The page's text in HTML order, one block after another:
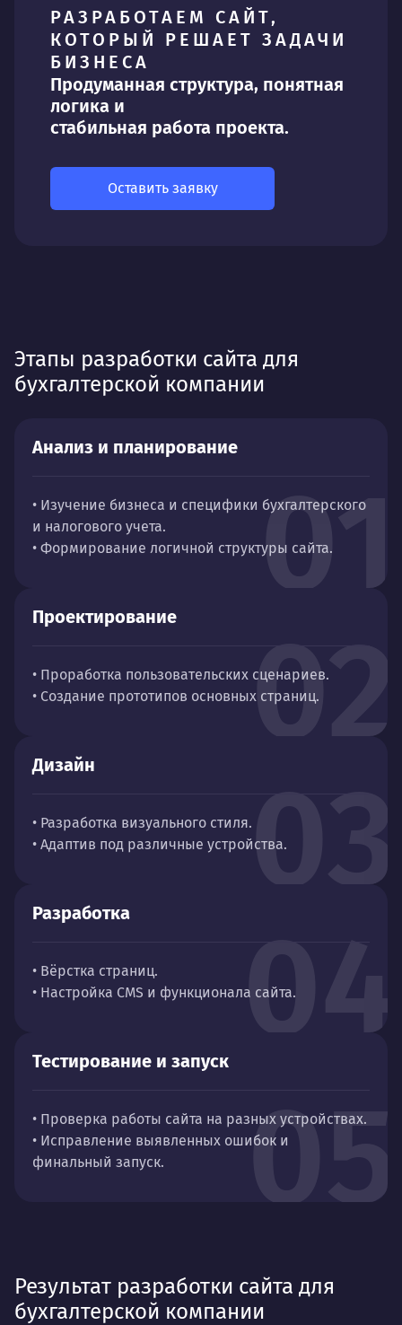
РАЗРАБОТАЕМ САЙТ,
КОТОРЫЙ РЕШАЕТ ЗАДАЧИ
БИЗНЕСА
Продуманная структура, понятная
логика и
стабильная работа проекта.
Оставить заявку
Этапы разработки сайта для
бухгалтерской компании
01
Анализ и планирование
• Изучение бизнеса и специфики бухгалтерского
и налогового учета.
• Формирование логичной структуры сайта.
02
Проектирование
• Проработка пользовательских сценариев.
• Создание прототипов основных страниц.
03
Дизайн
• Разработка визуального стиля.
• Адаптив под различные устройства.
04
Разработка
• Вёрстка страниц.
• Настройка CMS и функционала сайта.
05
Тестирование и запуск
• Проверка работы сайта на разных устройствах.
• Исправление выявленных ошибок и
финальный запуск.
Результат разработки сайта для
бухгалтерской компании